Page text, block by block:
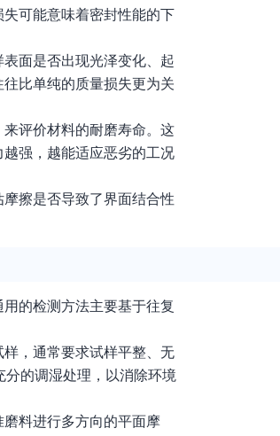
可能意味着密封性能的下
面是否出现光泽变化、起
比单纯的质量损失更为关
评价材料的耐磨寿命。这
强，越能适应恶劣的工况
擦是否导致了界面结合性
的检测方法主要基于往复
，通常要求试样平整、无
的调湿处理，以消除环境
料进行多方向的平面摩